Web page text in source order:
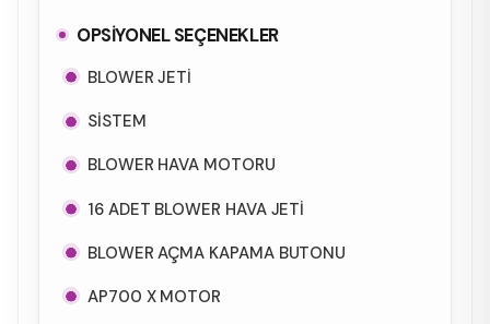
OPSİYONEL SEÇENEKLER
BLOWER JETİ
SİSTEM
BLOWER HAVA MOTORU
16 ADET BLOWER HAVA JETİ
BLOWER AÇMA KAPAMA BUTONU
AP700 X MOTOR